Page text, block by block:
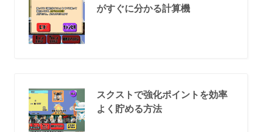
がすぐに分かる計算機
スクストで強化ポイントを効率
よく貯める方法